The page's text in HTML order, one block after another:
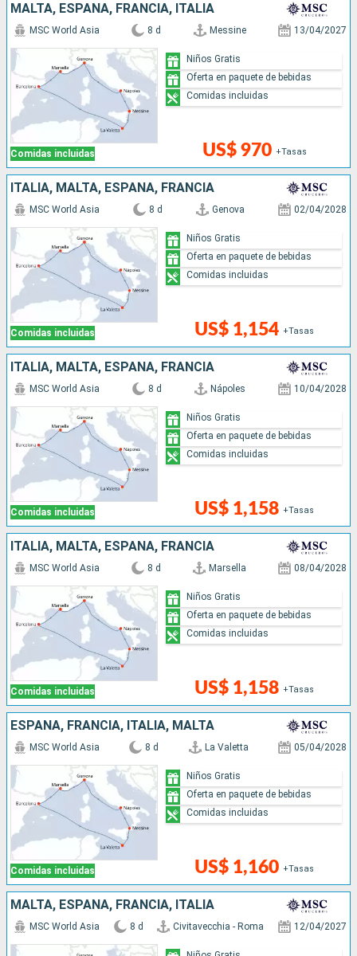
MALTA, ESPAÑA, FRANCIA, ITALIA
Comidas incluidas
MSC World Asia 8 d Messine 13/04/2027
US$ 970 +Tasas
Niños Gratis
Oferta en paquete de bebidas
Comidas incluidas
ITALIA, MALTA, ESPAÑA, FRANCIA
Comidas incluidas
MSC World Asia 8 d Genova 02/04/2028
US$ 1,154 +Tasas
Niños Gratis
Oferta en paquete de bebidas
Comidas incluidas
ITALIA, MALTA, ESPAÑA, FRANCIA
Comidas incluidas
MSC World Asia 8 d Nápoles 10/04/2028
US$ 1,158 +Tasas
Niños Gratis
Oferta en paquete de bebidas
Comidas incluidas
ITALIA, MALTA, ESPAÑA, FRANCIA
Comidas incluidas
MSC World Asia 8 d Marsella 08/04/2028
US$ 1,158 +Tasas
Niños Gratis
Oferta en paquete de bebidas
Comidas incluidas
ESPAÑA, FRANCIA, ITALIA, MALTA
Comidas incluidas
MSC World Asia 8 d La Valetta 05/04/2028
US$ 1,160 +Tasas
Niños Gratis
Oferta en paquete de bebidas
Comidas incluidas
MALTA, ESPAÑA, FRANCIA, ITALIA
MSC World Asia 8 d Civitavecchia - Roma 12/04/2027